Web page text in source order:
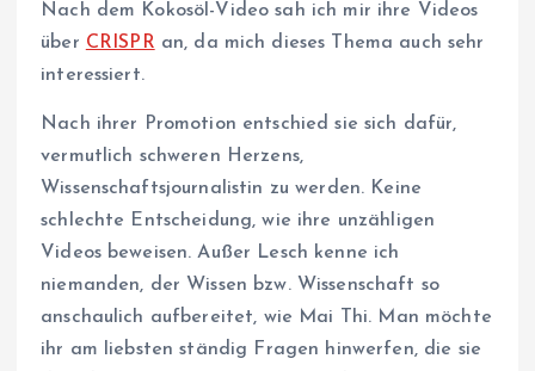
Nach dem Kokosöl-Video sah ich mir ihre Videos
über CRISPR an, da mich dieses Thema auch sehr
interessiert.
Nach ihrer Promotion entschied sie sich dafür,
vermutlich schweren Herzens,
Wissenschaftsjournalistin zu werden. Keine
schlechte Entscheidung, wie ihre unzähligen
Videos beweisen. Außer Lesch kenne ich
niemanden, der Wissen bzw. Wissenschaft so
anschaulich aufbereitet, wie Mai Thi. Man möchte
ihr am liebsten ständig Fragen hinwerfen, die sie